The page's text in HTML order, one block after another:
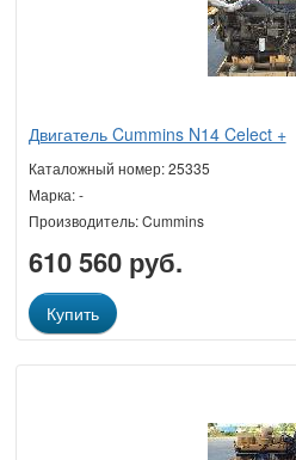
Двигатель Cummins N14 Celect +
Каталожный номер: 25335
Марка: -
Производитель: Cummins
610 560 руб.
Купить